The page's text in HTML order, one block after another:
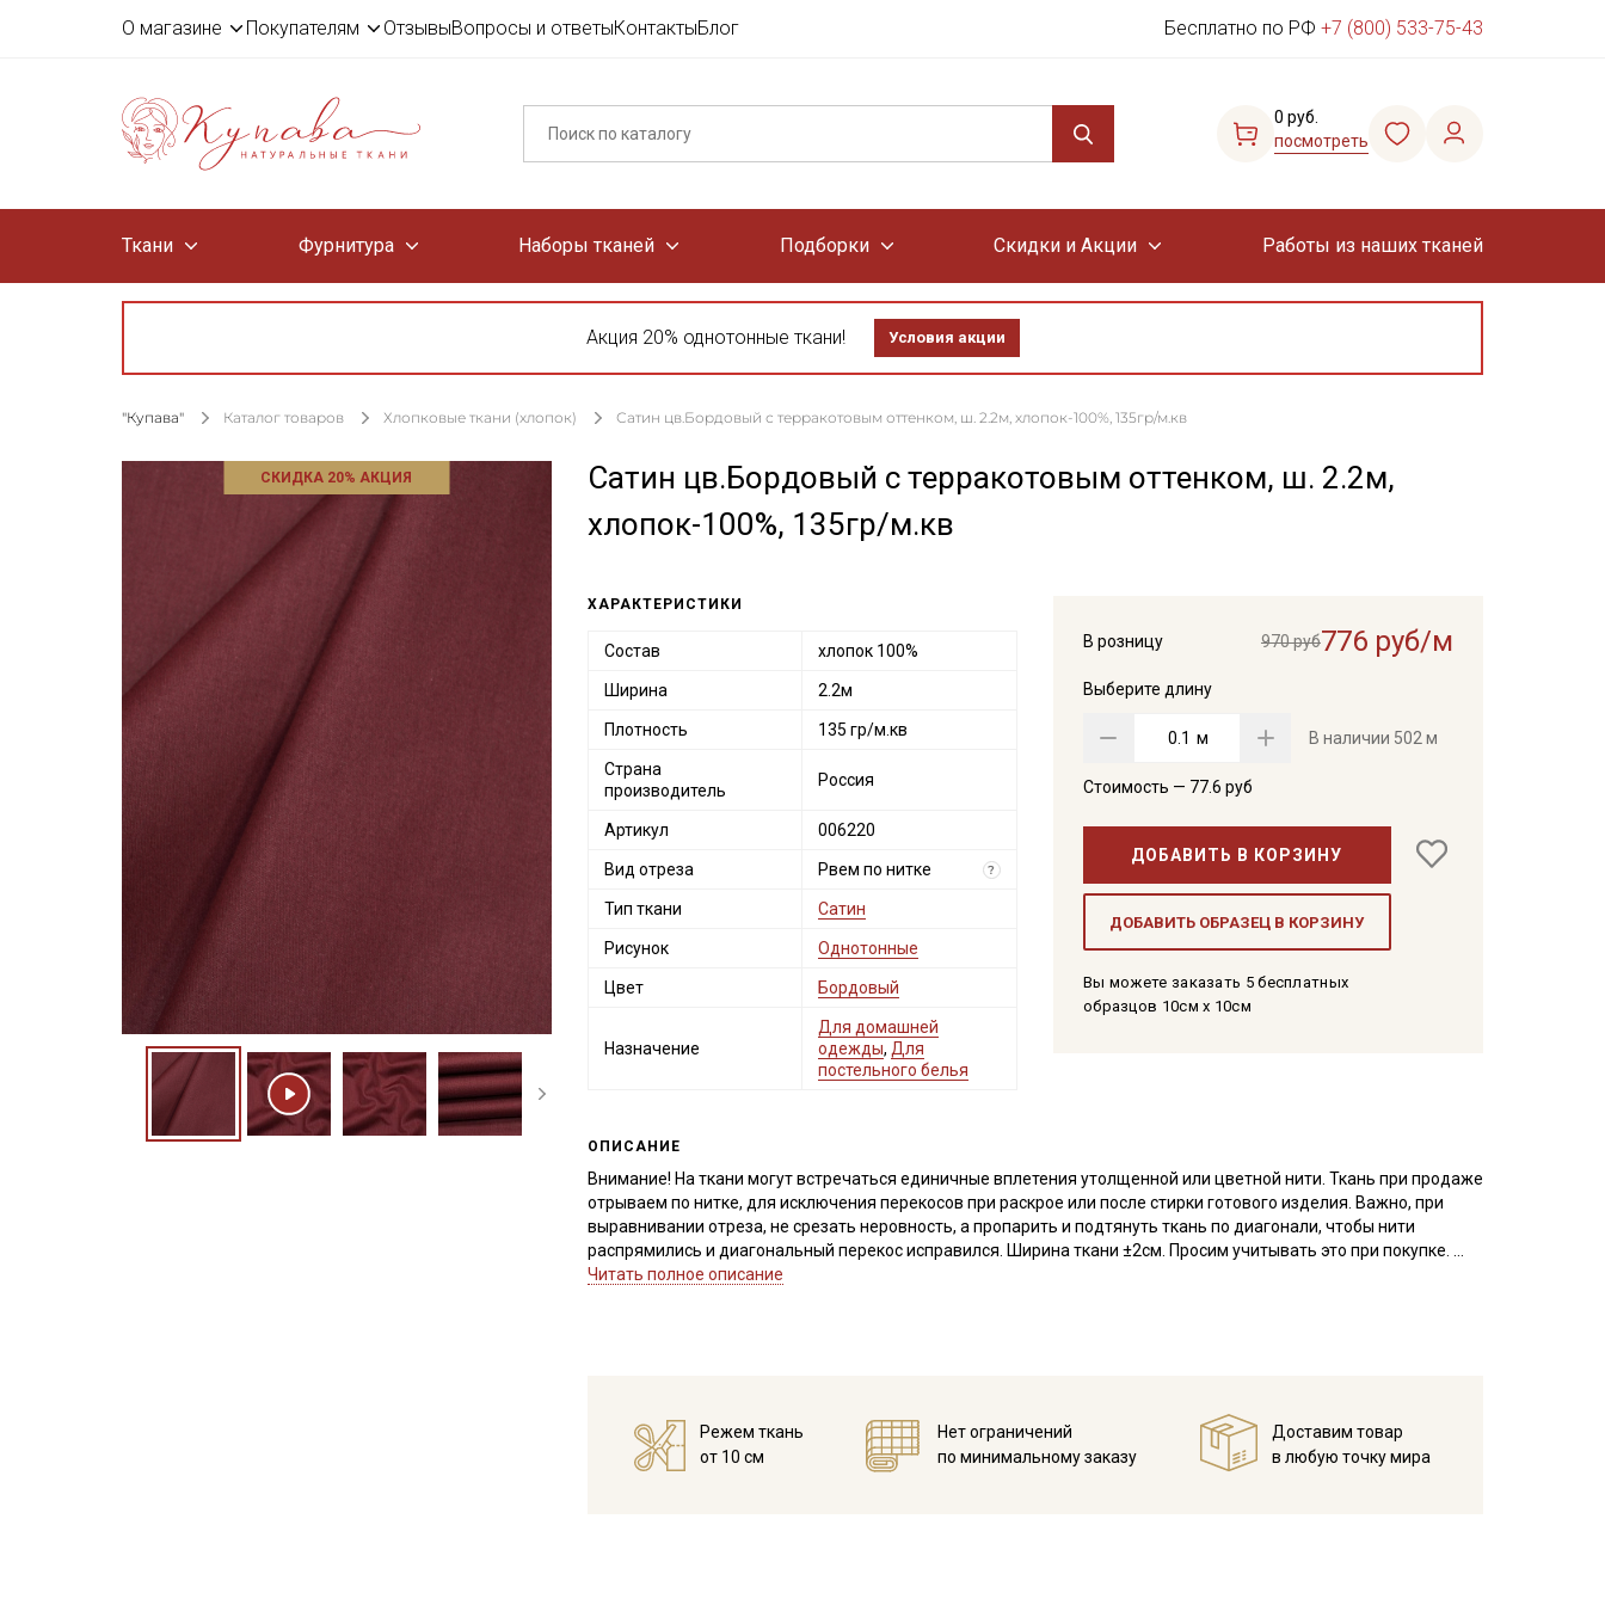
О магазине Покупателям ОтзывыВопросы и ответыКонтактыБлог Бесплатно по РФ +7 (800) 533-75-43
0 руб.
посмотреть
Ткани Фурнитура Наборы тканей Подборки Скидки и Акции Работы из наших тканей
Акция 20% однотонные ткани! Условия акции
"Купава" Каталог товаров Хлопковые ткани (хлопок) Сатин цв.Бордовый с терракотовым оттенком, ш. 2.2м, хлопок-100%, 135гр/м.кв
СКИДКА 20% АКЦИЯ
Сатин цв.Бордовый с терракотовым оттенком, ш. 2.2м,
хлопок-100%, 135гр/м.кв
В розницу 970 руб776 руб/м
Выберите длину
м В наличии 502 м
Стоимость — 77.6 руб
ДОБАВИТЬ В КОРЗИНУ
ДОБАВИТЬ ОБРАЗЕЦ В КОРЗИНУ
Вы можете заказать 5 бесплатных
образцов 10см x 10см
ХАРАКТЕРИСТИКИ
Состав хлопок 100%
Ширина 2.2м
Плотность 135 гр/м.кв
Страна
производитель
Россия
Артикул 006220
Вид отреза Рвем по нитке ?
Тип ткани Сатин
Рисунок Однотонные
Цвет Бордовый
Назначение
Для домашней
одежды, Для
постельного белья
ОПИСАНИЕ
Внимание! На ткани могут встречаться единичные вплетения утолщенной или цветной нити. Ткань при продаже
отрываем по нитке, для исключения перекосов при раскрое или после стирки готового изделия. Важно, при
выравнивании отреза, не срезать неровность, а пропарить и подтянуть ткань по диагонали, чтобы нити
распрямились и диагональный перекос исправился. Ширина ткани ±2см. Просим учитывать это при покупке.
качестве подкладочного материала.
Ткань натуральная дает усадку до 5%, перед пошивом постирайте отрез при температуре дальнейших стирок,
не выше 40C.
Читать полное описание
Режем ткань
от 10 см
Нет ограничений
по минимальному заказу
Доставим товар
в любую точку мира